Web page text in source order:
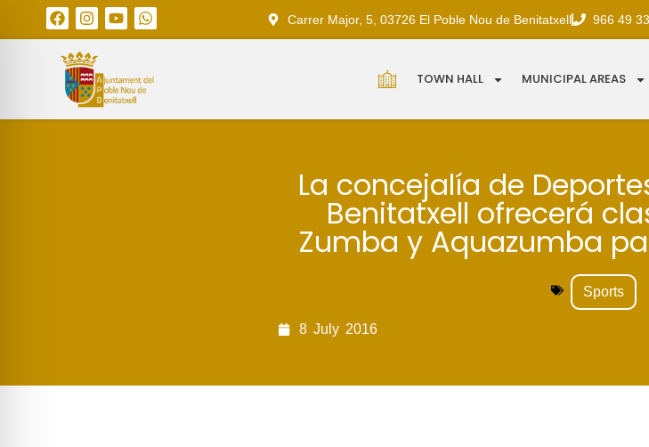
Carrer Major, 5, 03726 El Poble Nou de Benitatxell 966 49
TOWN HALL MUNICIPAL AREAS
La concejalía de
Benitatxell ofrecerá
Zumba y Aquazumba
Sports
8 July 2016